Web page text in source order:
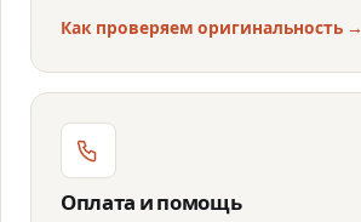
Как проверяем оригинальность →
Оплата и помощь